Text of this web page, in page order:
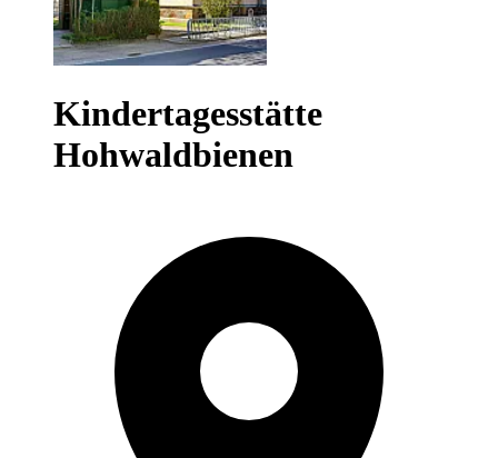
Kindertagesstätte
Hohwaldbienen